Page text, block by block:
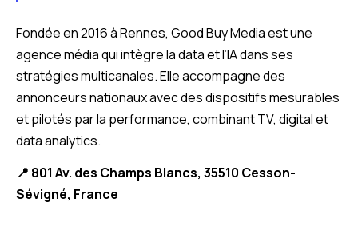
Fondée en 2016 à Rennes, Good Buy Media est une
agence média qui intègre la data et l’IA dans ses
stratégies multicanales. Elle accompagne des
annonceurs nationaux avec des dispositifs mesurables
et pilotés par la performance, combinant TV, digital et
data analytics.
📍 801 Av. des Champs Blancs, 35510 Cesson-
Sévigné, France